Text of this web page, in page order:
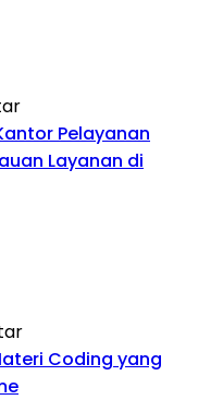
Pelayanan
Layanan di
Coding yang